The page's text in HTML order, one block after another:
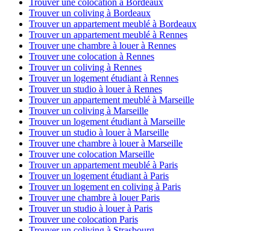
Trouver une colocation à Bordeaux
Trouver un coliving à Bordeaux
Trouver un appartement meublé à Bordeaux
Trouver un appartement meublé à Rennes
Trouver une chambre à louer à Rennes
Trouver une colocation à Rennes
Trouver un coliving à Rennes
Trouver un logement étudiant à Rennes
Trouver un studio à louer à Rennes
Trouver un appartement meublé à Marseille
Trouver un coliving à Marseille
Trouver un logement étudiant à Marseille
Trouver un studio à louer à Marseille
Trouver une chambre à louer à Marseille
Trouver une colocation Marseille
Trouver un appartement meublé à Paris
Trouver un logement étudiant à Paris
Trouver un logement en coliving à Paris
Trouver une chambre à louer Paris
Trouver un studio à louer à Paris
Trouver une colocation Paris